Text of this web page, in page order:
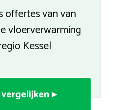
offertes van van
vloerverwarming
Kessel
▸